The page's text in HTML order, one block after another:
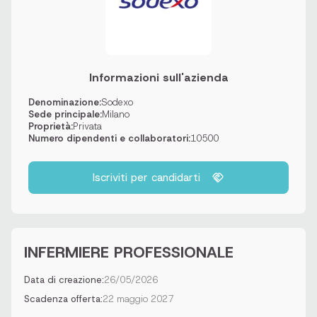
Informazioni sull'azienda
Denominazione:Sodexo
Sede principale:Milano
Proprietà:Privata
Numero dipendenti e collaboratori:10500
Iscriviti per candidarti
INFERMIERE PROFESSIONALE
Data di creazione:26/05/2026
Scadenza offerta:22 maggio 2027